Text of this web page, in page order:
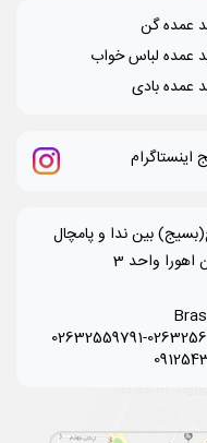
عمده گن
عمده لباس خواب
عمده بادی
اینستاگرام
45 متری کاج(بسیج) بین ندا و پامچال
واحد 3
02632559791-